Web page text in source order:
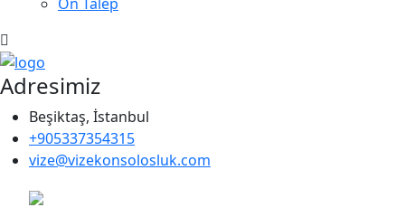
Adresimiz
Beşiktaş, İstanbul
+905337354315
vize@vizekonsolosluk.com